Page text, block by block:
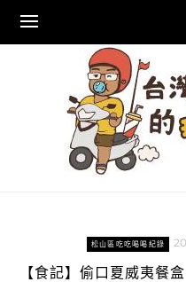
content
松山區吃吃喝喝紀錄
【食記】偷口夏威夷餐